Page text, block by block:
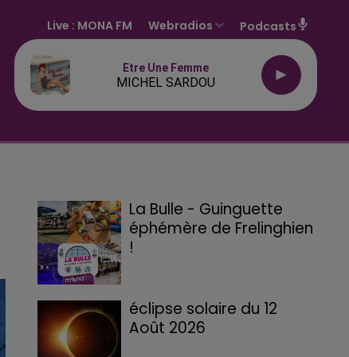
Live : MONA FM Webradios Podcasts
Etre Une Femme
MICHEL SARDOU
La Bulle - Guinguette
éphémère de Frelinghien
!
éclipse solaire du 12
Août 2026